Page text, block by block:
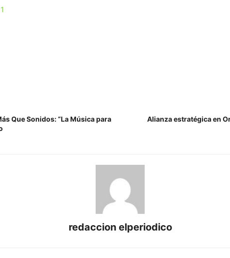
Que Sonidos: “La Música para
Alianza estratégica en
redaccion elperiodico